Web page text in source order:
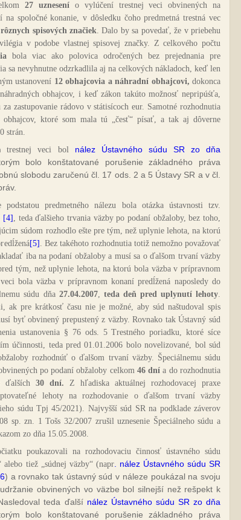
27 uznesení o vylúčení trestnej veci obvinených na
na spoločné konanie, v dôsledku čoho predmetná trestná vec
rôznych spisových značiek. Dalo by sa povedať, že v priebehu
v podobe vlastnej spisovej značky. Z celkového počtu
bola viac ako polovica odročených bez prejednania pre
sa nevyhnutne odzrkadlila aj na celkových nákladoch, keď len
ustanovení 12 obhajcovia a náhradní obhajcovi, dokonca
obhajcov, i keď zákon takúto možnosť nepripúśťa,
zastupovanie rádovo v státisícoch eur. Samotné rozhodnutia
obhajcov, ktoré som mala tú „česť“ písať, a tak aj dôverne
strán.
trestnej veci bol nález Ústavného súdu SR zo dňa
bolo konštatované porušenie základného práva
slobodu zaručenú čl. 17 ods. 2 a 5 Ústavy SR a v čl.
predmetného nálezu bola otázka ústavnosti tzv.
[4] , teda ďalšieho trvania väzby po podaní obžaloby, bez toho,
súdom rozhodlo ešte pre tým, než uplynie lehota, na ktorú
[5] . Bez takéhoto rozhodnutia totiž nemožno považovať
iba na podaní obžaloby a musí sa o ďalšom trvaní väzby
tým, než uplynie lehota, na ktorú bola väzba v prípravnom
bola väzba v prípravnom konaní predĺžená naposledy do
súdu dňa 27.04.2007, teda deň pred uplynutí lehoty.
ak pre krátkosť času nie je možné, aby súd naštudoval spis
byť obvinený prepustený z väzby. Rovnako tak Ústavný súd
ustanovenia § 76 ods. 5 Trestného poriadku, ktoré síce
účinnosti, teda pred 01.01.2006 bolo novelizované, bol súd
rozhodnúť o ďalšom trvaní väzby. Špeciálnemu súdu
po podaní obžaloby celkom 46 dní a do rozhodnutia
ďalších 30 dní. Z hľadiska aktuálnej rozhodovacej praxe
lehoty na rozhodovanie o ďalšom trvaní väzby
súdu Tpj 45/2021). Najvyšší súd SR na podklade záverov
sp. zn. 1 Tošs 32/2007 zrušil uznesenie Špeciálneho súdu a
zo dňa 15.05.2008.
poukazovali na rozhodovaciu činnosť ústavného súdu
alebo tiež „súdnej väzby“ (napr. nález Ústavného súdu SR
) a rovnako tak ústavný súd v náleze poukázal na svoju
obvinených vo väzbe bol silnejší než rešpekt k
teda ďalší nález Ústavného súdu SR zo dňa
bolo konštatované porušenie základného práva